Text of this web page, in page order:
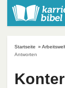
Startseite »
Antworten